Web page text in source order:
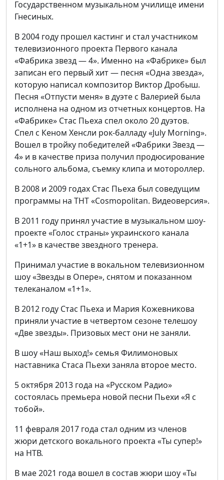
Государственном музыкальном училище имени
Гнесиных.
В 2004 году прошел кастинг и стал участником
телевизионного проекта Первого канала
«Фабрика звезд — 4». Именно на «Фабрике» был
записан его первый хит — песня «Одна звезда»,
которую написал композитор Виктор Дробыш.
Песня «Отпусти меня» в дуэте с Валерией была
исполнена на одном из отчетных концертов. На
«Фабрике» Стас Пьеха спел около 20 дуэтов.
Спел с Кеном Хенсли рок-балладу «July Morning».
Вошел в тройку победителей «Фабрики Звезд —
4» и в качестве приза получил продюсирование
сольного альбома, съемку клипа и мотороллер.
В 2008 и 2009 годах Стас Пьеха был соведущим
программы на ТНТ «Cosmopolitan. Видеоверсия».
В 2011 году принял участие в музыкальном шоу-
проекте «Голос страны» украинского канала
«1+1» в качестве звездного тренера.
Принимал участие в вокальном телевизионном
шоу «Звезды в Опере», снятом и показанном
телеканалом «1+1».
В 2012 году Стас Пьеха и Мария Кожевникова
приняли участие в четвертом сезоне телешоу
«Две звезды». Призовых мест они не заняли.
В шоу «Наш выход!» семья Филимоновых
наставника Стаса Пьехи заняла второе место.
5 октября 2013 года на «Русском Радио»
состоялась премьера новой песни Пьехи «Я с
тобой».
11 февраля 2017 года стал одним из членов
жюри детского вокального проекта «Ты супер!»
на НТВ.
В мае 2021 года вошел в состав жюри шоу «Ты